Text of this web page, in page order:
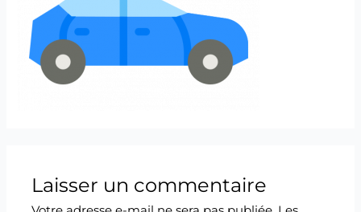
Laisser un commentaire